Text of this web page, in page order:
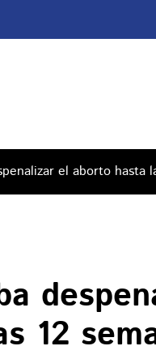
el aborto hasta
12